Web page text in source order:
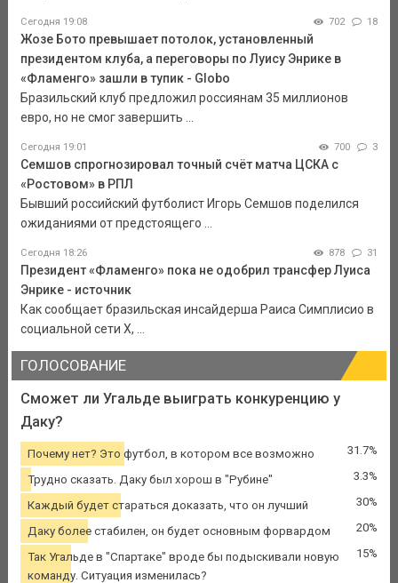
Сегодня 19:08 702 18
Жозе Бото превышает потолок, установленный
президентом клуба, а переговоры по Луису Энрике в
«Фламенго» зашли в тупик - Globo
Бразильский клуб предложил россиянам 35 миллионов
евро, но не смог завершить ...
Сегодня 19:01 700 3
Семшов спрогнозировал точный счёт матча ЦСКА с
«Ростовом» в РПЛ
Бывший российский футболист Игорь Семшов поделился
ожиданиями от предстоящего ...
Сегодня 18:26 878 31
Президент «Фламенго» пока не одобрил трансфер Луиса
Энрике - источник
Как сообщает бразильская инсайдерша Раиса Симплисио в
социальной сети Х, ...
ГОЛОСОВАНИЕ
Сможет ли Угальде выиграть конкуренцию у
Даку?
Почему нет? Это футбол, в котором все возможно 31.7%
Трудно сказать. Даку был хорош в "Рубине" 3.3%
Каждый будет стараться доказать, что он лучший 30%
Даку более стабилен, он будет основным форвардом 20%
Так Угальде в "Спартаке" вроде бы подыскивали новую
команду. Ситуация изменилась?
15%